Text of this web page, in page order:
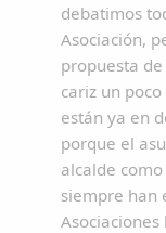
debatimos
Asociación,
propuesta
cariz un
están ya en
porque el
alcalde
siempre han